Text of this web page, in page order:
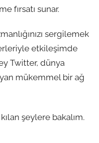
fırsatı sunar.
sergilemek
etkileşimde
Twitter, dünya
mükemmel bir ağ
şeylere bakalım.